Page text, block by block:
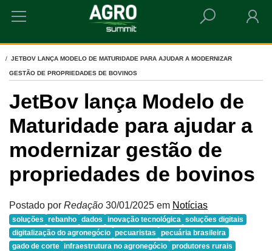
HOME
JETBOV LANÇA MODELO DE MATURIDADE PARA AJUDAR A MODERNIZAR
GESTÃO DE PROPRIEDADES DE BOVINOS
JetBov lança Modelo de
Maturidade para ajudar a
modernizar gestão de
propriedades de bovinos
Postado por Redação 30/01/2025 em Notícias
soluções rebanho dados inovação tecnológica soluções digitais
digitalização do agronegócio pecuaristas
pecuária brasileira
gado de corte infraestrutura no agronegócio produtores rurais